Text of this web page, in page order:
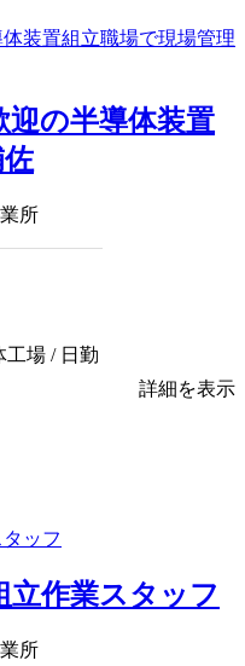
の半導体装置
所
工場 / 日勤
詳細を表示
立作業スタッフ
所